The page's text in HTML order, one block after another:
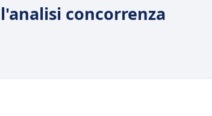
concorrenza